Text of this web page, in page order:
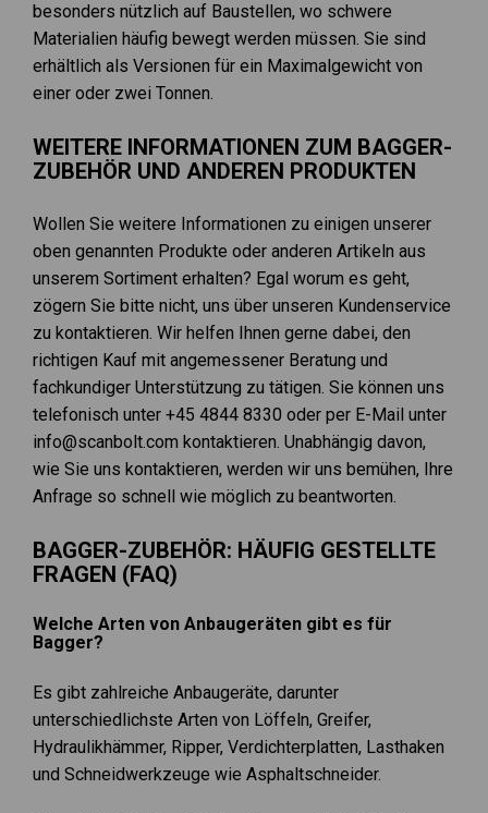
besonders nützlich auf Baustellen, wo schwere
Materialien häufig bewegt werden müssen. Sie sind
erhältlich als Versionen für ein Maximalgewicht von
einer oder zwei Tonnen.
WEITERE INFORMATIONEN ZUM BAGGER-
ZUBEHÖR UND ANDEREN PRODUKTEN
Wollen Sie weitere Informationen zu einigen unserer
oben genannten Produkte oder anderen Artikeln aus
unserem Sortiment erhalten? Egal worum es geht,
zögern Sie bitte nicht, uns über unseren Kundenservice
zu kontaktieren. Wir helfen Ihnen gerne dabei, den
richtigen Kauf mit angemessener Beratung und
fachkundiger Unterstützung zu tätigen. Sie können uns
telefonisch unter +45 4844 8330 oder per E-Mail unter
info@scanbolt.com kontaktieren. Unabhängig davon,
wie Sie uns kontaktieren, werden wir uns bemühen, Ihre
Anfrage so schnell wie möglich zu beantworten.
BAGGER-ZUBEHÖR: HÄUFIG GESTELLTE
FRAGEN (FAQ)
Welche Arten von Anbaugeräten gibt es für
Bagger?
Es gibt zahlreiche Anbaugeräte, darunter
unterschiedlichste Arten von Löffeln, Greifer,
Hydraulikhämmer, Ripper, Verdichterplatten, Lasthaken
und Schneidwerkzeuge wie Asphaltschneider.